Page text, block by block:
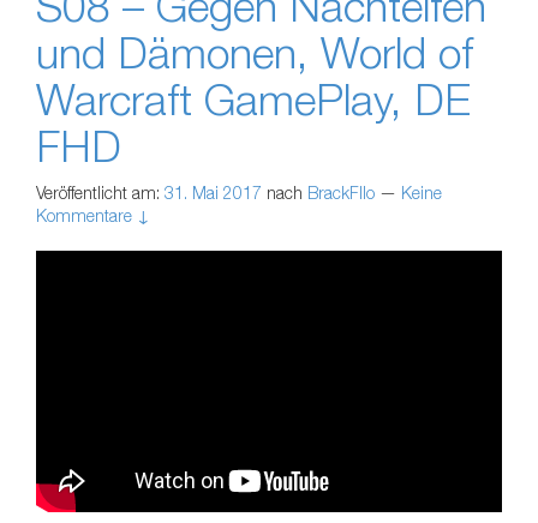
und Dämonen, World of
Warcraft GamePlay, DE
FHD
Veröffentlicht am: 31. Mai 2017 nach BrackFllo — Keine
Kommentare ↓